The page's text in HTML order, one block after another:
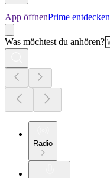
App öffnenPrime entdecken
Was möchtest du anhören?
Radio